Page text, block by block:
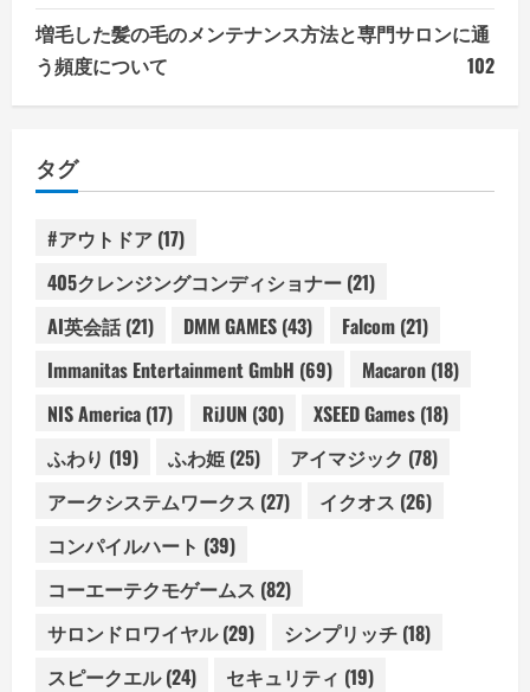
増毛した髪の毛のメンテナンス方法と専門サロンに通
う頻度について
102
タグ
#アウトドア (17)
405クレンジングコンディショナー (21)
AI英会話(21) DMM GAMES (43) Falcom (21)
Immanitas Entertainment GmbH (69) Macaron (18)
NIS America (17) RiJUN (30) XSEED Games (18)
ふわり (19) ふわ姫 (25) アイマジック (78)
アークシステムワークス (27) イクオス (26)
コンパイルハート (39)
コーエーテクモゲームス (82)
サロンドロワイヤル(29) シンプリッチ (18)
スピークエル(24) セキュリティ (19)